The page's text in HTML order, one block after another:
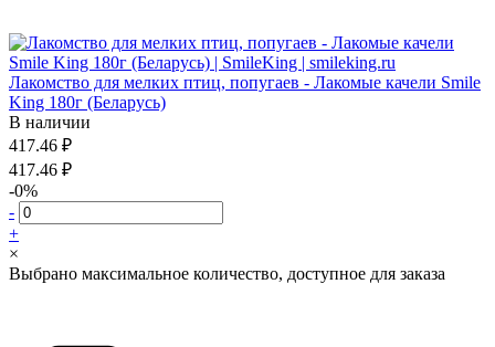
Лакомство для мелких птиц, попугаев - Лакомые качели Smile
King 180г (Беларусь)
В наличии
417.46 ₽
417.46 ₽
-0%
-
+
×
Выбрано максимальное количество, доступное для заказа